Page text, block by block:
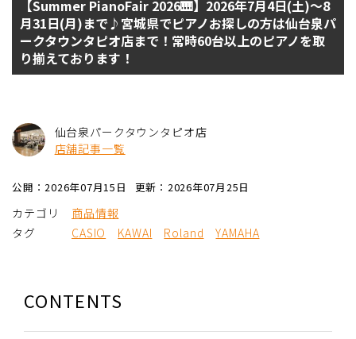
【Summer PianoFair 2026🎹】2026年7月4日(土)～8
月31日(月)まで♪宮城県でピアノお探しの方は仙台泉パ
ークタウンタピオ店まで！常時60台以上のピアノを取
り揃えております！
仙台泉パークタウンタピオ店
店舗記事一覧
公開：2026年07月15日 更新：2026年07月25日
カテゴリ
商品情報
タグ
CASIO KAWAI Roland YAMAHA
CONTENTS